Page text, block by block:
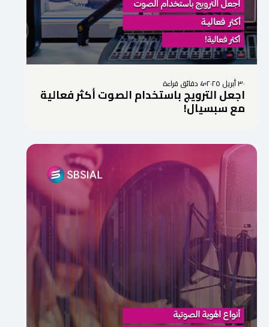
٣٠ أبريل ٢٠٢٥ 4 دقائق قراءة
اجعل الترويج باستخدام الصوت أكثر فعالية
مع سبسيال!